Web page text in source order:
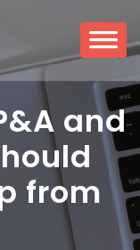
and
from